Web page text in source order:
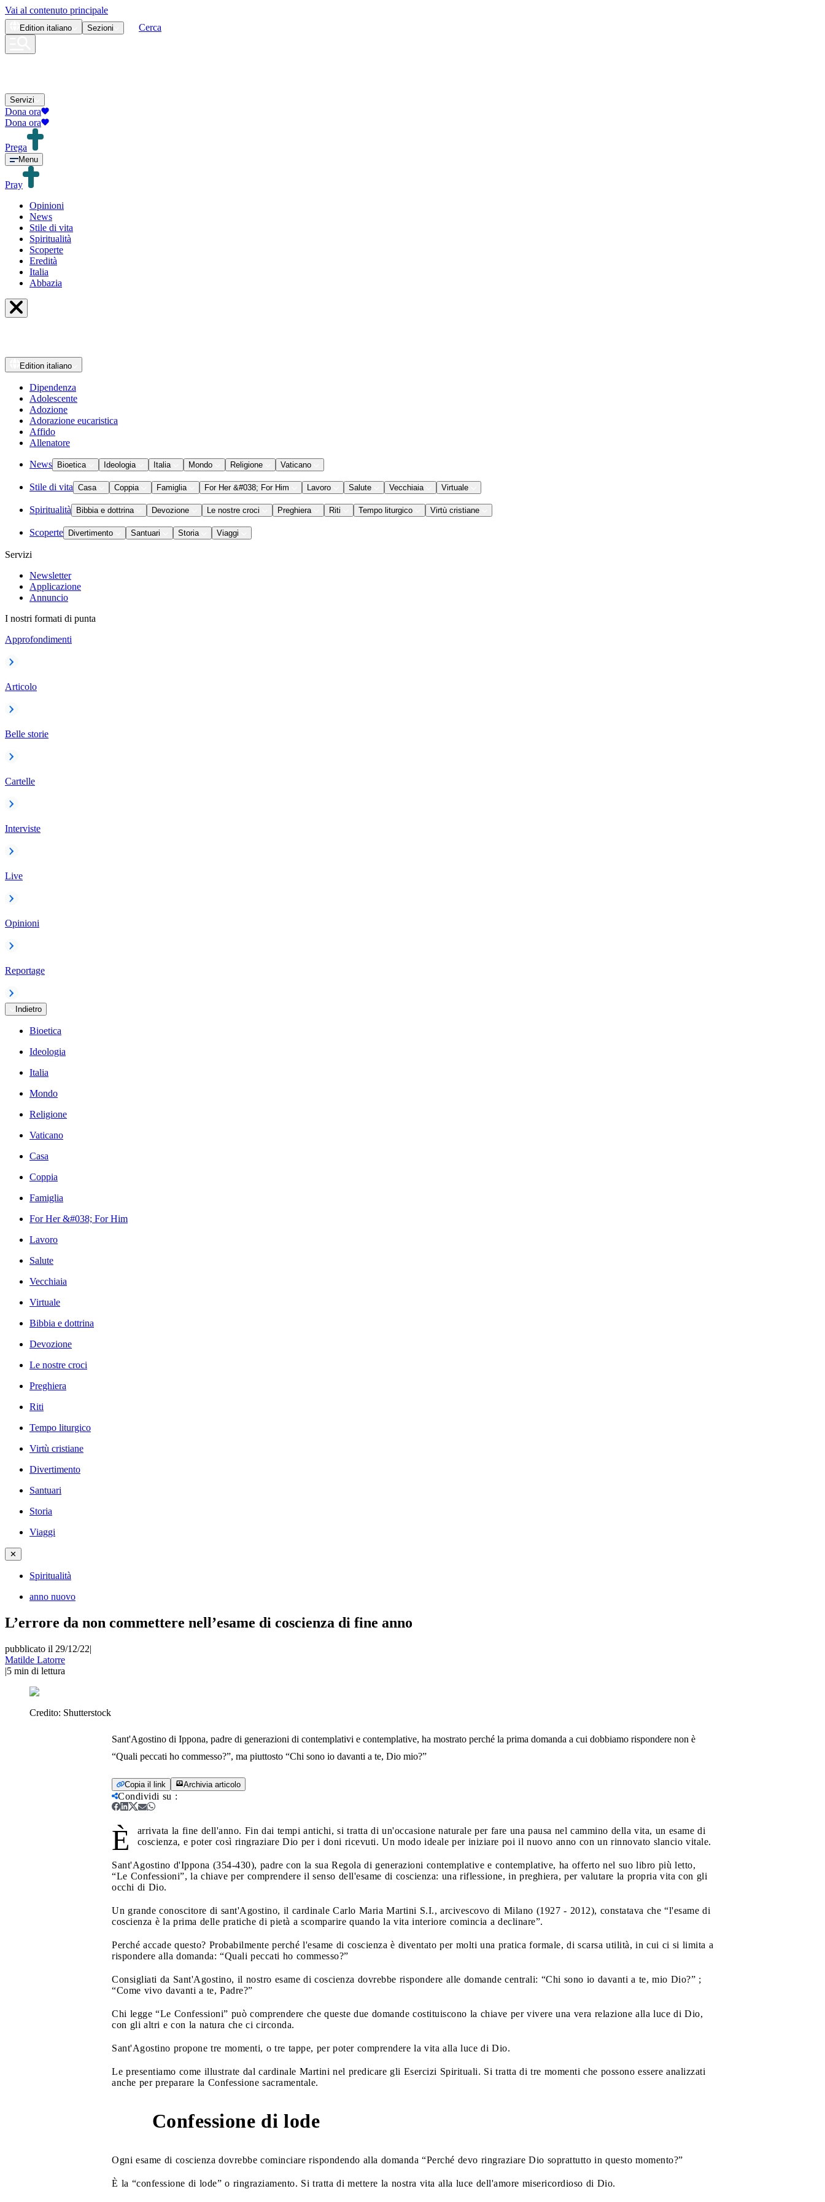
Vai al contenuto principale
Edition italiano Sezioni Cerca
Servizi
Dona ora
Dona ora
Prega
Menu
Pray
Opinioni
News
Stile di vita
Spiritualità
Scoperte
Eredità
Italia
Abbazia
Edition italiano
Dipendenza
Adolescente
Adozione
Adorazione eucaristica
Affido
Allenatore
News Bioetica Ideologia Italia Mondo Religione Vaticano
Stile di vita Casa Coppia Famiglia For Her &#038; For Him Lavoro Salute Vecchiaia Virtuale
Spiritualità Bibbia e dottrina Devozione Le nostre croci Preghiera Riti Tempo liturgico Virtù cristiane
Scoperte Divertimento Santuari Storia Viaggi
Servizi
Newsletter
Applicazione
Annuncio
I nostri formati di punta
Approfondimenti
Articolo
Belle storie
Cartelle
Interviste
Live
Opinioni
Reportage
Indietro
Bioetica
Ideologia
Italia
Mondo
Religione
Vaticano
Casa
Coppia
Famiglia
For Her &#038; For Him
Lavoro
Salute
Vecchiaia
Virtuale
Bibbia e dottrina
Devozione
Le nostre croci
Preghiera
Riti
Tempo liturgico
Virtù cristiane
Divertimento
Santuari
Storia
Viaggi
✕
Spiritualità
anno nuovo
L’errore da non commettere nell’esame di coscienza di fine anno
pubblicato il 29/12/22|
Matilde Latorre
|5 min di lettura
Credito: Shutterstock
Sant'Agostino di Ippona, padre di generazioni di contemplativi e contemplative, ha mostrato perché la prima domanda a cui dobbiamo rispondere non è
“Quali peccati ho commesso?”, ma piuttosto “Chi sono io davanti a te, Dio mio?”
Copia il link Archivia articolo
Condividi su :
È
arrivata la fine dell'anno. Fin dai tempi antichi, si tratta di un'occasione naturale per fare una pausa nel cammino della vita, un esame di
coscienza, e poter così ringraziare Dio per i doni ricevuti. Un modo ideale per iniziare poi il nuovo anno con un rinnovato slancio vitale.
Sant'Agostino d'Ippona (354-430), padre con la sua Regola di generazioni contemplative e contemplative, ha offerto nel suo libro più letto,
“Le Confessioni”, la chiave per comprendere il senso dell'esame di coscienza: una riflessione, in preghiera, per valutare la propria vita con gli
occhi di Dio.
Un grande conoscitore di sant'Agostino, il cardinale Carlo Maria Martini S.I., arcivescovo di Milano (1927 - 2012), constatava che “l'esame di
coscienza è la prima delle pratiche di pietà a scomparire quando la vita interiore comincia a declinare”.
Perché accade questo? Probabilmente perché l'esame di coscienza è diventato per molti una pratica formale, di scarsa utilità, in cui ci si limita a
rispondere alla domanda: “Quali peccati ho commesso?”
Consigliati da Sant'Agostino, il nostro esame di coscienza dovrebbe rispondere alle domande centrali: “Chi sono io davanti a te, mio Dio?” ;
“Come vivo davanti a te, Padre?”
Chi legge “Le Confessioni” può comprendere che queste due domande costituiscono la chiave per vivere una vera relazione alla luce di Dio,
con gli altri e con la natura che ci circonda.
Sant'Agostino propone tre momenti, o tre tappe, per poter comprendere la vita alla luce di Dio.
Le presentiamo come illustrate dal cardinale Martini nel predicare gli Esercizi Spirituali. Si tratta di tre momenti che possono essere analizzati
anche per preparare la Confessione sacramentale.
Confessione di lode
Ogni esame di coscienza dovrebbe cominciare rispondendo alla domanda “Perché devo ringraziare Dio soprattutto in questo momento?”
È la “confessione di lode” o ringraziamento. Si tratta di mettere la nostra vita alla luce dell'amore misericordioso di Dio.